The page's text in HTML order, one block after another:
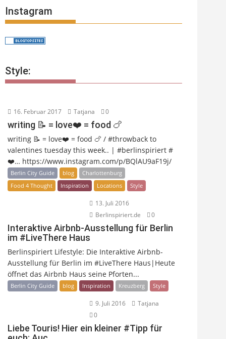
Instagram
Style:
16. Februar 2017 Tatjana 0
writing 📝 = love❤️ = food 🍗
writing 📝 = love❤️ = food 🍗 / #throwback to
valentines tuesday this week.. | #berlinspiriert #
❤️… https://www.instagram.com/p/BQlAU9aF19j/
Berlin City Guide blog
Charlottenburg
Food 4 Thought
Inspiration Locations Style
13. Juli 2016
Berlinspiriert.de
0
Interaktive Airbnb-Ausstellung für Berlin
im #LiveThere Haus
Berlinspiriert Lifestyle: Die Interaktive Airbnb-
Ausstellung für Berlin im #LiveThere Haus|Heute
öffnet das Airbnb Haus seine Pforten...
Berlin City Guide blog Inspiration Kreuzberg Style
9. Juli 2016
Tatjana
0
Liebe Touris! Hier ein kleiner #Tipp für